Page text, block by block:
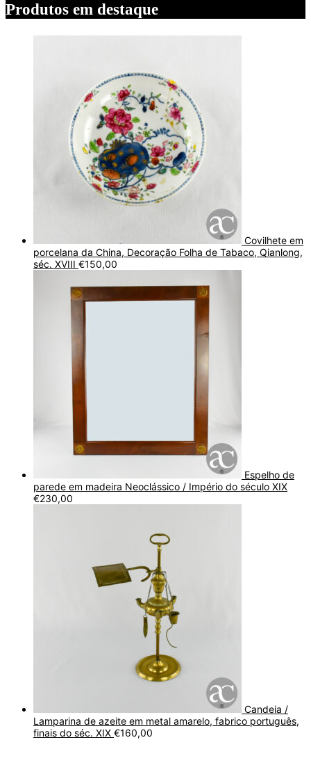
Produtos em destaque
Covilhete em
porcelana da China, Decoração Folha de Tabaco, Qianlong,
séc. XVIII €150,00
Espelho de
parede em madeira Neoclássico / Império do século XIX
€230,00
Candeia /
Lamparina de azeite em metal amarelo, fabrico português,
finais do séc. XIX €160,00